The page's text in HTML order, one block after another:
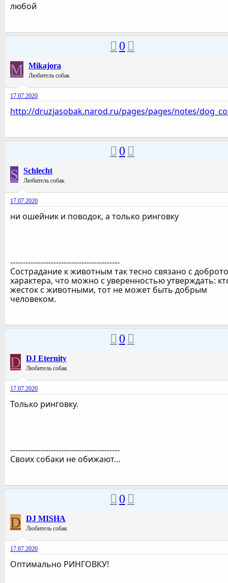
любой
0
M Mikajora
Любитель собак
17.07.2020
http://druzjasobak.narod.ru/pages/pages/notes/
0
S Schlecht
Любитель собак
17.07.2020
ни ошейник и поводок, а только ринговку
-------------------------------------------
Сострадание к животным так тесно связано с
характера, что можно с уверенностью утверждать:
жесток с животными, тот не может быть добрым
человеком.
0
D DJ Eternity
Любитель собак
17.07.2020
Только ринговку.
-------------------------------------------
Своих собаки не обижают…
0
D DJ MISHA
Любитель собак
17.07.2020
Оптимально РИНГОВКУ!